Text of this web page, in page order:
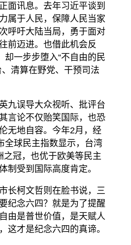
面讯息。去年习近平谈到
属于人民，保障人民当家
呼吁大陆当局，勇于面对
前迈进。也借此机会反
却一步步堕入“不自由的民
清算在野党、干预司法
九误导大众视听、批评台
言论不仅贻笑国际，也恐
无地自容。今年2月，经
全球民主指数显示，台湾
冠，也优于欧美等民主
制受到国际高度肯定。
长柯文哲则在脸书说，三
纪念六四？就是为了提醒
由是普世价值，是天赋人
这才是纪念六四的真谛。